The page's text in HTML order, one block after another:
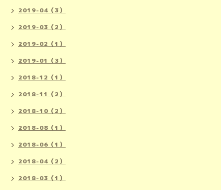
2019-04（3）
2019-03（2）
2019-02（1）
2019-01（3）
2018-12（1）
2018-11（2）
2018-10（2）
2018-08（1）
2018-06（1）
2018-04（2）
2018-03（1）